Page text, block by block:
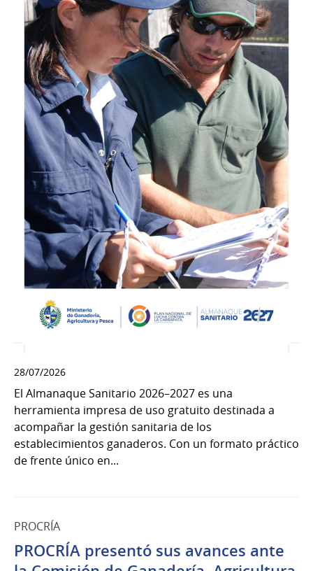
28/07/2026
El Almanaque Sanitario 2026–2027 es una
herramienta impresa de uso gratuito destinada a
acompañar la gestión sanitaria de los
establecimientos ganaderos. Con un formato práctico
de frente único en...
PROCRÍA
PROCRÍA presentó sus avances ante